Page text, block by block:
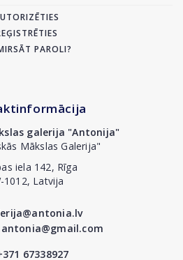
PAROLI?
galerija "Antonija"
Mākslas Galerija"
iela 142, Rīga
1012, Latvija
67338927